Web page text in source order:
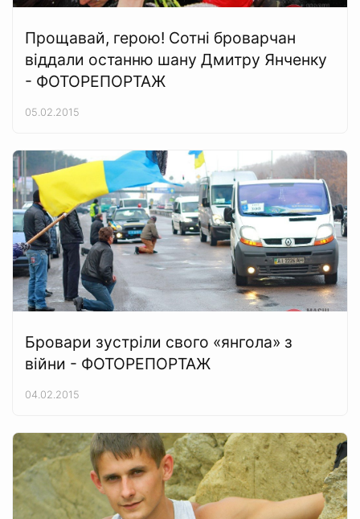
Прощавай, герою! Сотні броварчан
віддали останню шану Дмитру Янченку
- ФОТОРЕПОРТАЖ
05.02.2015
Бровари зустріли свого «янгола» з
війни - ФОТОРЕПОРТАЖ
04.02.2015